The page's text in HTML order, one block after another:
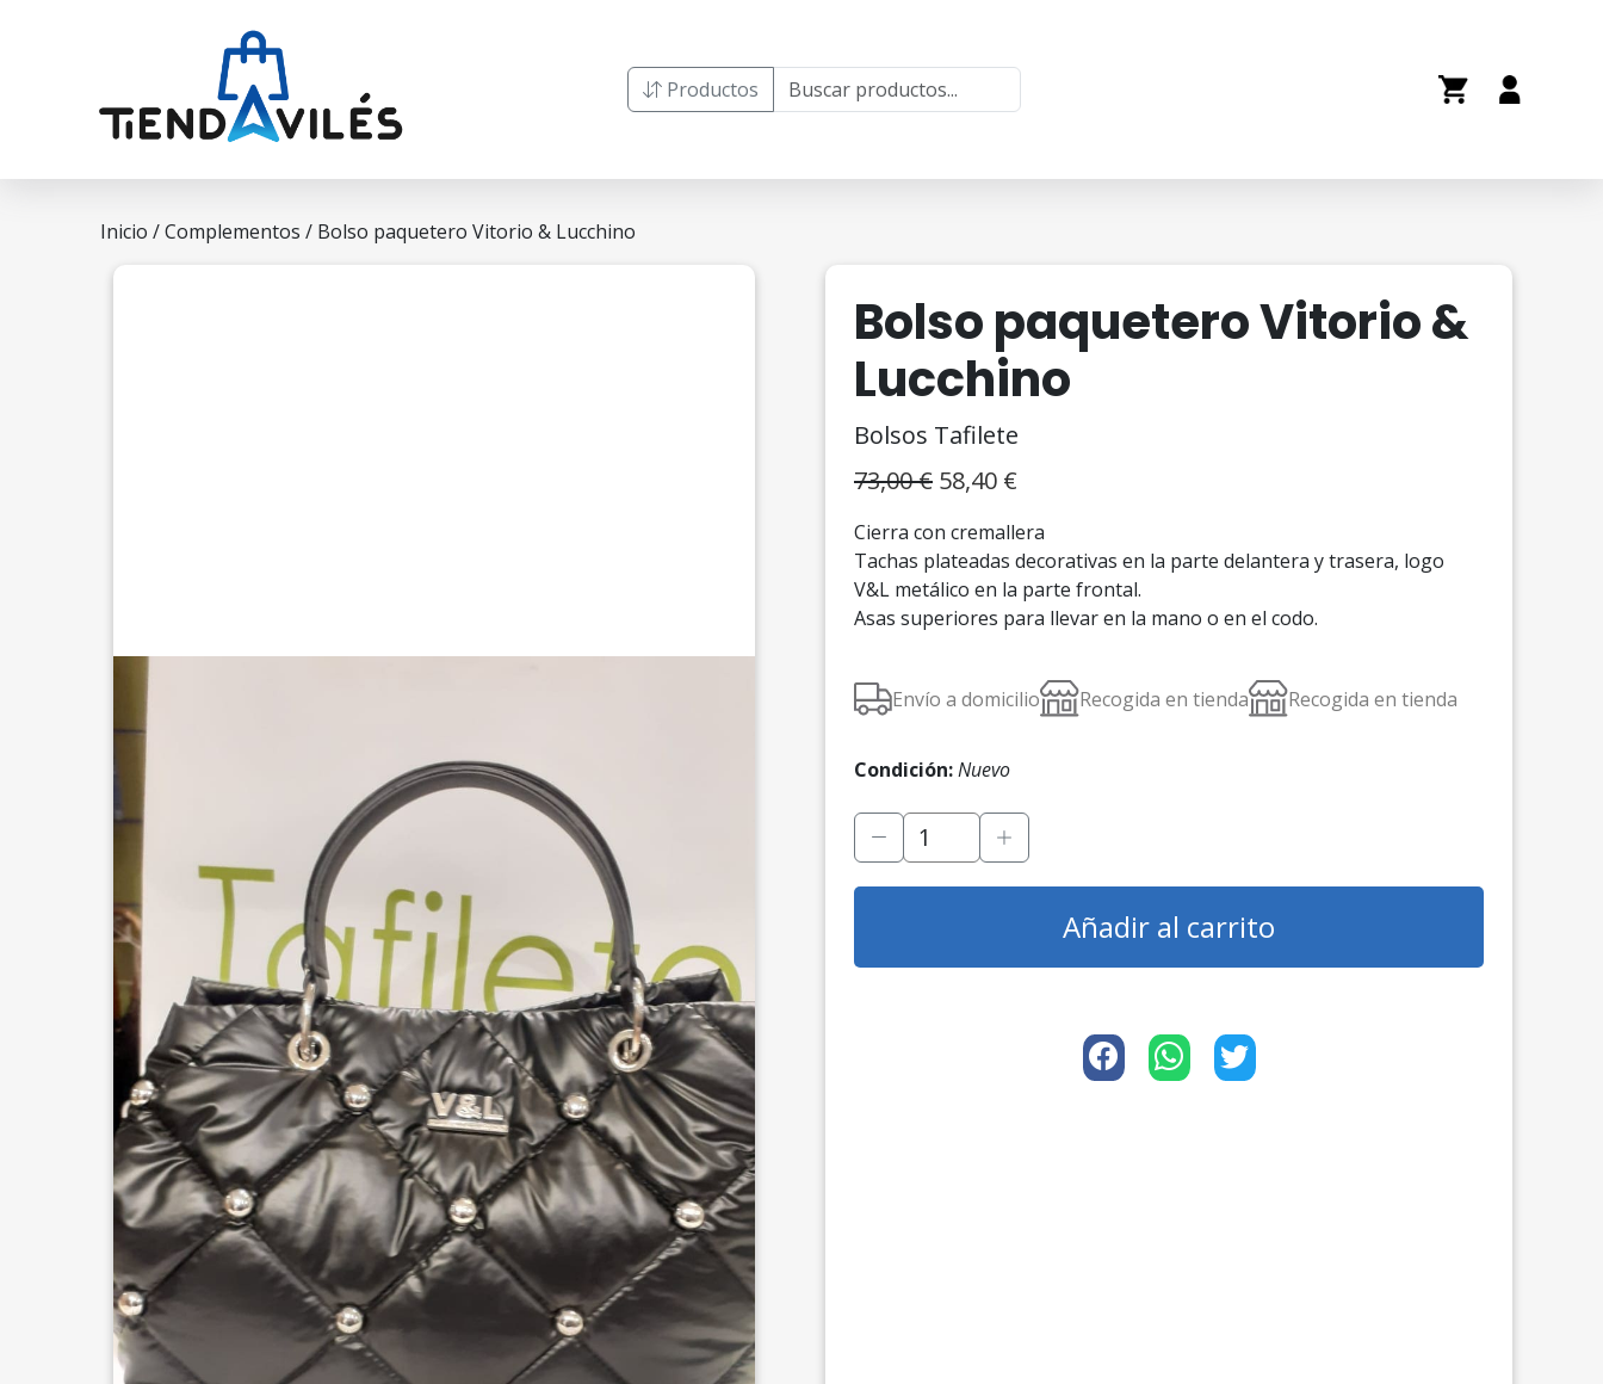
Productos
Inicio /Complementos / Bolso paquetero Vitorio & Lucchino
Bolso paquetero Vitorio &
Lucchino
Bolsos Tafilete
73,00€ El
original
era:
73,00 €.
58,40 €
actual
es:
58,40 €.
Cierra con cremallera
Tachas plateadas decorativas en la parte delantera y trasera, logo
V&L metálico en la parte frontal.
Asas superiores para llevar en la mano o en el codo.
Envío a domicilio Recogida en tienda Recogida en tienda
Condición:Nuevo
Añadir al carrito